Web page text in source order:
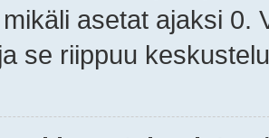
asetat ajaksi 0.
se riippuu